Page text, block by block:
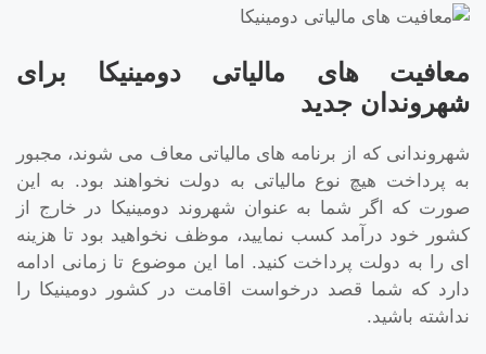
معافیت های مالیاتی دومینیکا برای
شهروندان جدید
شهروندانی که از برنامه های مالیاتی معاف می شوند، مجبور
به پرداخت هیچ نوع مالیاتی به دولت نخواهند بود. به این
صورت که اگر شما به عنوان شهروند دومینیکا در خارج از
کشور خود درآمد کسب نمایید، موظف نخواهید بود تا هزینه
ای را به دولت پرداخت کنید. اما این موضوع تا زمانی ادامه
دارد که شما قصد درخواست اقامت در کشور دومینیکا را
نداشته باشید.